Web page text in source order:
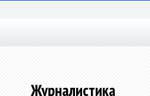
Журналистика